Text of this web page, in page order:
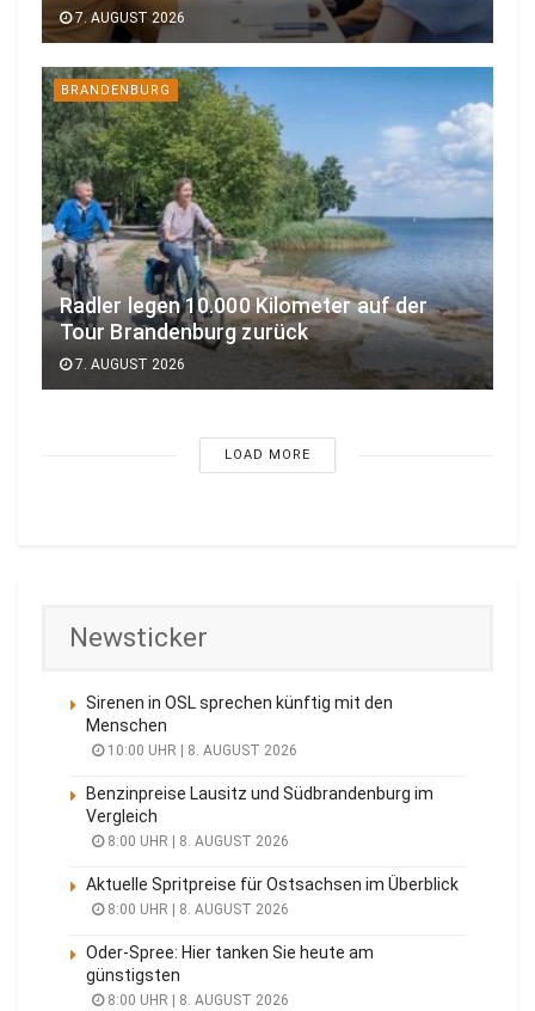
7. AUGUST 2026
BRANDENBURG
Radler legen 10.000 Kilometer auf der
Tour Brandenburg zurück
7. AUGUST 2026
LOAD MORE
Newsticker
Sirenen in OSL sprechen künftig mit den
Menschen
10:00 UHR | 8. AUGUST 2026
Benzinpreise Lausitz und Südbrandenburg im
Vergleich
8:00 UHR | 8. AUGUST 2026
Aktuelle Spritpreise für Ostsachsen im Überblick
8:00 UHR | 8. AUGUST 2026
Oder-Spree: Hier tanken Sie heute am
günstigsten
8:00 UHR | 8. AUGUST 2026